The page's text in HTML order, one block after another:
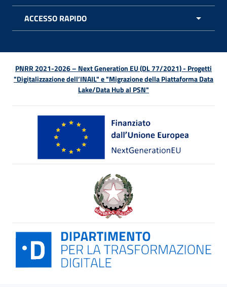
ACCESSO RAPIDO
PNRR 2021-2026 – Next Generation EU (DL 77/2021) - Progetti
"Digitalizzazione dell’INAIL" e "Migrazione della Piattaforma Data
Lake/Data Hub al PSN"